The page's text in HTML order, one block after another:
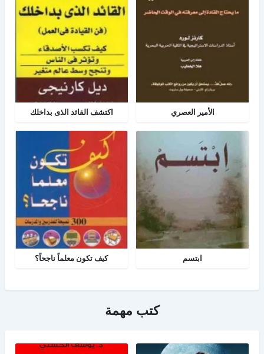
الأمير العصري اكتشف القائد الذى بداخلك
ابتسم كيف تكون معلماً ناجحاً؟
كتب مهمة